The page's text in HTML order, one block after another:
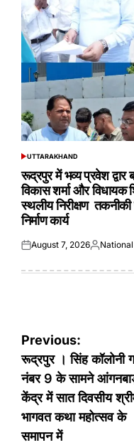
POSTED
UTTARAKHAND
रूद्रपुर में भव्य प्रवेश द्वार
विकास शर्मा और विधायक
स्थलीय निरीक्षण
निर्माण कार्य
Posted
August 7, 2026Posted
Post
navigation
Previous:
रूद्रपुर । सिंह कॉलोनी
नंबर 9 के सामने
केंद्र में सात दिवसीय
भागवत कथा महोत्सव के
समापन में